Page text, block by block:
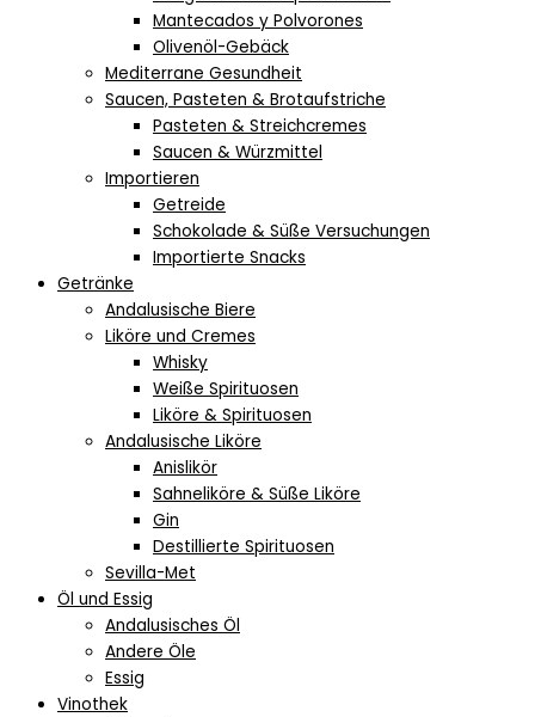
Mantecados y Polvorones
Olivenöl-Gebäck
Mediterrane Gesundheit
Saucen, Pasteten & Brotaufstriche
Pasteten & Streichcremes
Saucen & Würzmittel
Importieren
Getreide
Schokolade & Süße Versuchungen
Importierte Snacks
Getränke
Andalusische Biere
Liköre und Cremes
Whisky
Weiße Spirituosen
Liköre & Spirituosen
Andalusische Liköre
Anislikör
Sahneliköre & Süße Liköre
Gin
Destillierte Spirituosen
Sevilla-Met
Öl und Essig
Andalusisches Öl
Andere Öle
Essig
Vinothek